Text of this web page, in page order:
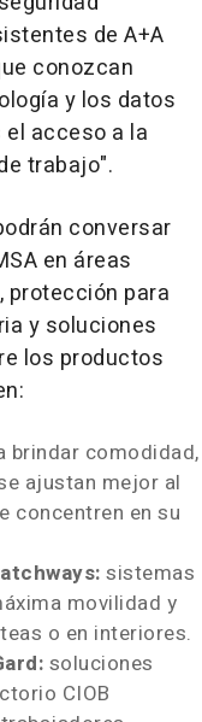
de A+A
conozcan
y los datos
acceso a la
trabajo".
conversar
en áreas
para
y soluciones
los productos
brindar comodidad,
ajustan mejor al
concentren en su
sistemas
movilidad y
o en interiores.
soluciones
CIOB